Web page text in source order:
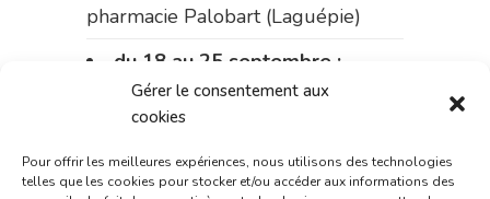
Gérer le consentement aux
cookies
Pour offrir les meilleures expériences, nous utilisons des technologies
telles que les cookies pour stocker et/ou accéder aux informations des
pharmacie Palobart (Laguépie)
du 18 au 25 septembre :
pharmacie Fontanges
pharmacie du marché (2 allées